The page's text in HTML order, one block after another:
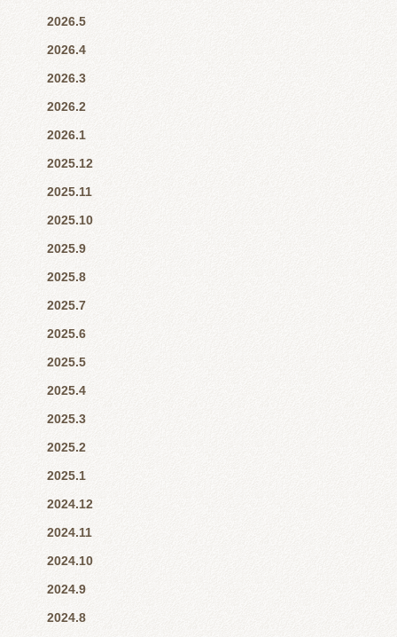
2026.5
2026.4
2026.3
2026.2
2026.1
2025.12
2025.11
2025.10
2025.9
2025.8
2025.7
2025.6
2025.5
2025.4
2025.3
2025.2
2025.1
2024.12
2024.11
2024.10
2024.9
2024.8